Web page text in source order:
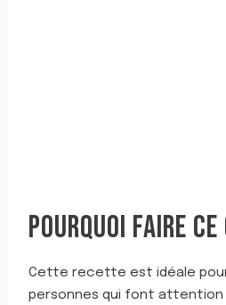
POURQUOI FAIRE
Cette recette est idéale
personnes qui font attention